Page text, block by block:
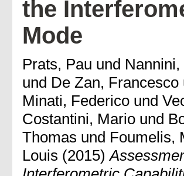
the
Mode
Prats, Pau und
und De Zan, Francesco
Minati, Federico und
Costantini, Mario und
Thomas und Foumelis,
Louis (2015)